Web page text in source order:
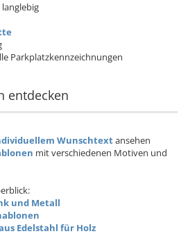
Parkplatzkennzeichnungen
entdecken
Wunschtextansehen
mit verschiedenen Motiven und
und Metall
Edelstahl für Holz